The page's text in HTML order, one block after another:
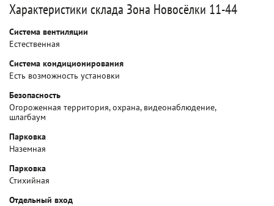
Характеристики склада Зона Новосёлки 11-44
Система вентиляции
Естественная
Система кондиционирования
Есть возможность установки
Безопасность
Огороженная территория, охрана, видеонаблюдение,
шлагбаум
Парковка
Наземная
Парковка
Стихийная
Отдельный вход